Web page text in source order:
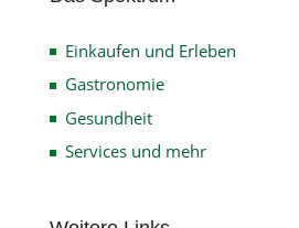
Einkaufen und Erleben
Gastronomie
Gesundheit
Services und mehr